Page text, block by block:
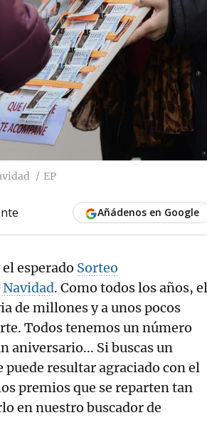
EP
Añádenos en Google
esperado Sorteo
. Como todos los años, el
de millones y a unos pocos
Todos tenemos un número
aniversario... Si buscas un
resultar agraciado con el
premios que se reparten tan
en nuestro buscador de